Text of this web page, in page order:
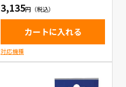
3,135
カートに入れる
対応機種